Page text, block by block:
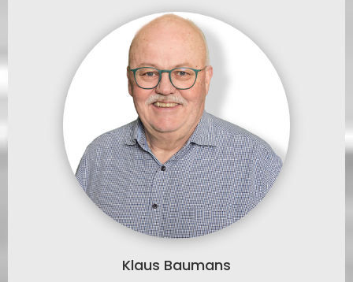
Klaus Baumans